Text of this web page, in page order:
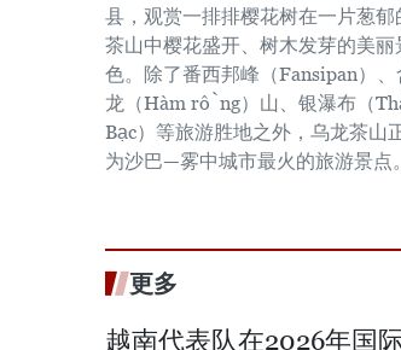
县，观赏一排排樱花树在一片葱郁
茶山中樱花盛开、树木发芽的美丽
色。除了番西邦峰（Fansipan）、
龙（Hàm rồng）山、银瀑布（
Bạc）等旅游胜地之外，乌龙茶山
为沙巴—雾中城市最火的旅游景点。
更多
越南代表队在2026年国